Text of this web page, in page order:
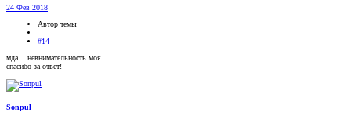
24 Фев 2018
Автор темы
#14
мда... невнимательность моя
спасибо за ответ!
Sonpul